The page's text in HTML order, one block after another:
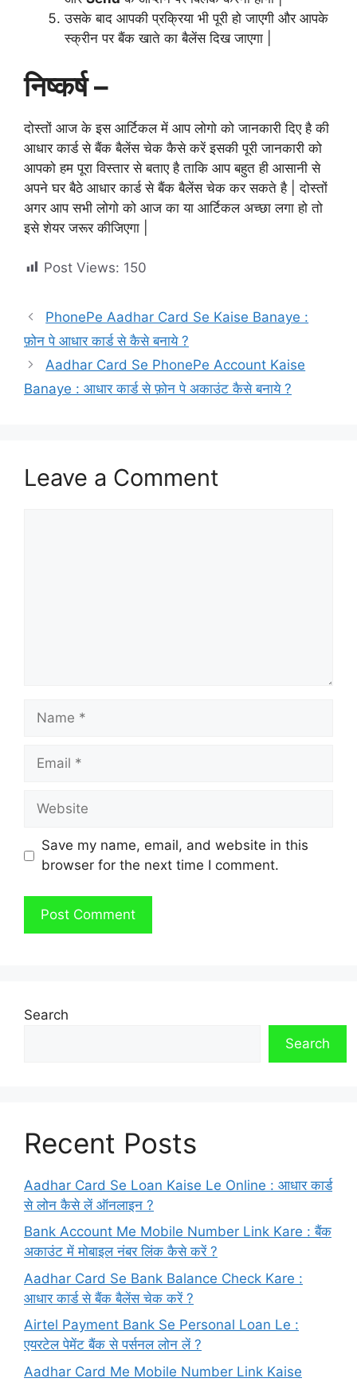
उसके बाद आपकी प्रक्रिया भी पूरी हो जाएगी और आपके
स्क्रीन पर बैंक खाते का बैलेंस दिख जाएगा |
निष्कर्ष –
दोस्तों आज के इस आर्टिकल में आप लोगो को जानकारी दिए है की
आधार कार्ड से बैंक बैलेंस चेक कैसे करें इसकी पूरी जानकारी को
आपको हम पूरा विस्तार से बताए है ताकि आप बहुत ही आसानी से
अपने घर बैठे आधार कार्ड से बैंक बैलेंस चेक कर सकते है | दोस्तों
अगर आप सभी लोगो को आज का या आर्टिकल अच्छा लगा हो तो
इसे शेयर जरूर कीजिएगा |
Post Views: 150
PhonePe Aadhar Card Se Kaise Banaye :
फ़ोन पे आधार कार्ड से कैसे बनाये ?
Aadhar Card Se PhonePe Account Kaise
Banaye : आधार कार्ड से फ़ोन पे अकाउंट कैसे बनाये ?
Leave a Comment
Name
Email
Website
Save my name, email, and website in this
browser for the next time I comment.
Search
Search
Recent Posts
Aadhar Card Se Loan Kaise Le Online : आधार कार्ड
से लोन कैसे लें ऑनलाइन ?
Bank Account Me Mobile Number Link Kare : बैंक
अकाउंट में मोबाइल नंबर लिंक कैसे करें ?
Aadhar Card Se Bank Balance Check Kare :
आधार कार्ड से बैंक बैलेंस चेक करें ?
Airtel Payment Bank Se Personal Loan Le :
एयरटेल पेमेंट बैंक से पर्सनल लोन लें ?
Aadhar Card Me Mobile Number Link Kaise